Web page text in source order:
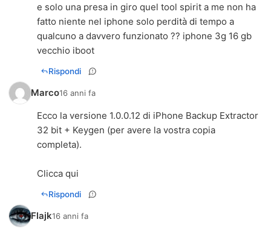
e solo una presa in giro quel tool spirit a me non ha
fatto niente nel iphone solo perdità di tempo a
qualcuno a davvero funzionato ?? iphone 3g 16 gb
vecchio iboot
Rispondi
Marco16 anni fa
Ecco la versione 1.0.0.12 di iPhone Backup Extractor
32 bit + Keygen (per avere la vostra copia
completa).
Clicca qui
Rispondi
Flajk16 anni fa